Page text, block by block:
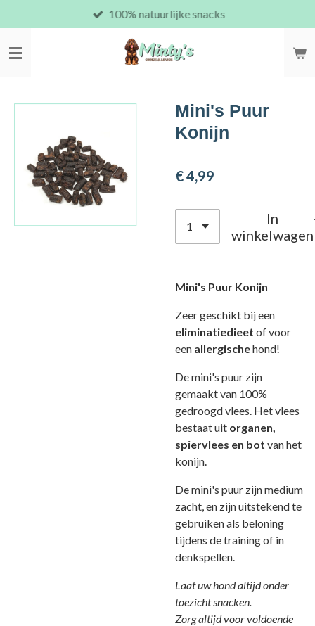
direct
naar
100% natuurlijke snacks
Mini's Puur
Konijn
€ 4,99
In
winkelwagen
Mini's Puur Konijn
Zeer geschikt bij een
eliminatiedieet of voor
een allergischehond!
De mini's puur zijn
gemaakt van 100%
gedroogd vlees. Het vlees
bestaat uit organen,
spiervlees en bot van het
konijn.
De mini's puur zijn medium
zacht, en zijn uitstekend te
gebruiken als beloning
tijdens de training of in
denkspellen.
Laat uw hond altijd onder
toezicht snacken.
Zorg altijd voor voldoende